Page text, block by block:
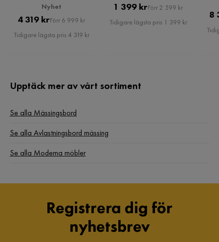
Nyhet
Pris
4 319 krOriginal
Pris
Förr 6 999 kr
Tidigare lägsta pris 4 319 kr
Pris
1 399 krOriginal
Pris
Förr 2 599 kr
Tidigare lägsta pris 1 399 kr
8
Upptäck mer av vårt sortiment
Se alla Mässingsbord
Se alla Avlastningsbord mässing
Se alla Moderna möbler
Registrera dig för
nyhetsbrev